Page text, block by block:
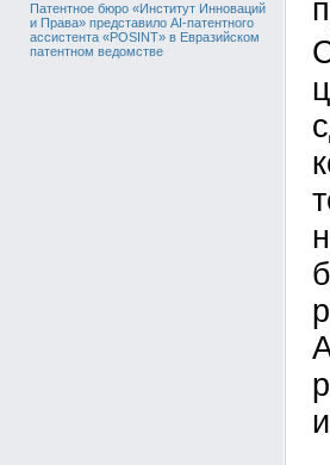
Патентное бюро «Институт Инноваций
и Права» представило AI-патентного
ассистента «POSINT» в Евразийском
патентном ведомстве